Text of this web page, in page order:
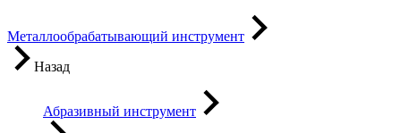
Металлообрабатывающий инструмент
Назад
Абразивный инструмент